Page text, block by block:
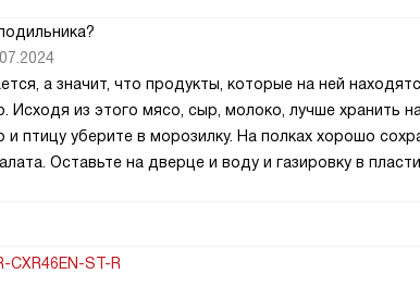
а значит, что продукты, которые на ней
из этого мясо, сыр, молоко, лучше хранить
птицу уберите в морозилку. На полках хорошо
Оставьте на дверце и воду и газировку в
ST-R